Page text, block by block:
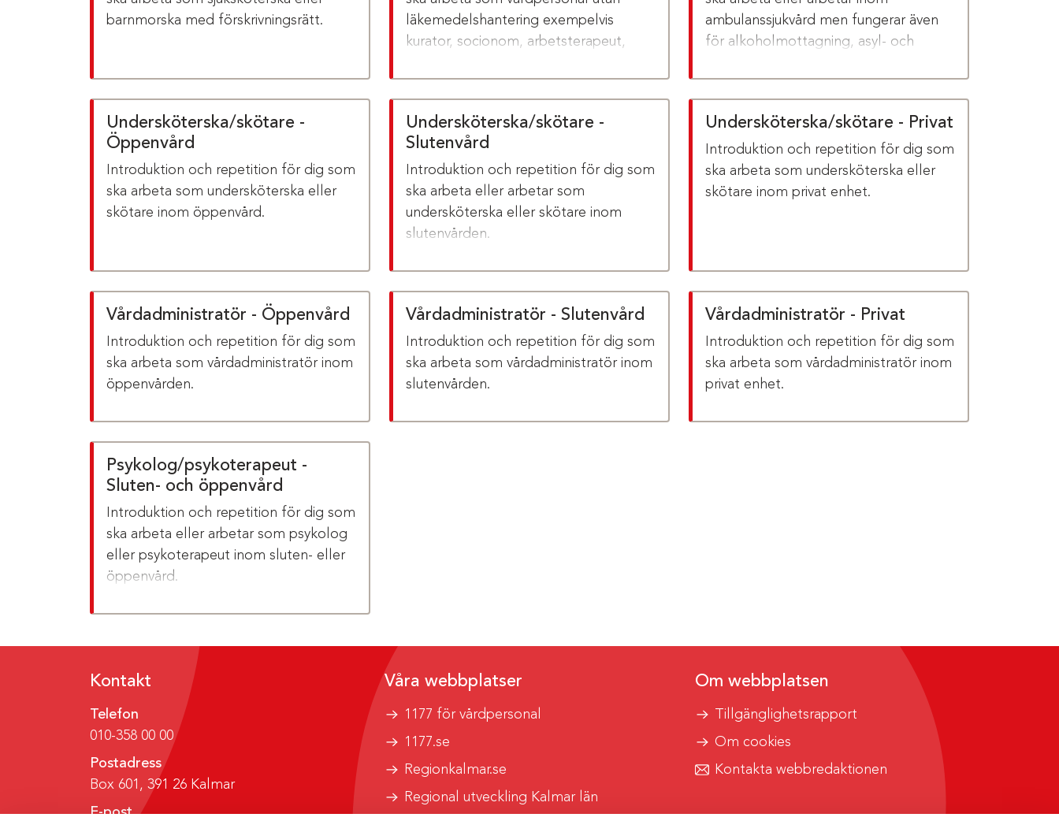
barnmorska med förskrivningsrätt.
läkemedelshantering exempelvis
kurator, socionom, arbetsterapeut,
ambulanssjukvård men fungerar även
för alkoholmottagning, asyl- och
verksamhet.
Undersköterska/skötare -
Öppenvård
Introduktion och repetition för dig som
ska arbeta som undersköterska eller
skötare inom öppenvård.
Undersköterska/skötare -
Slutenvård
Introduktion och repetition för dig som
ska arbeta eller arbetar som
undersköterska eller skötare inom
slutenvården.
Undersköterska/skötare - Privat
Introduktion och repetition för dig som
ska arbeta som undersköterska eller
skötare inom privat enhet.
Vårdadministratör - Öppenvård
Introduktion och repetition för dig som
ska arbeta som vårdadministratör inom
öppenvården.
Vårdadministratör - Slutenvård
Introduktion och repetition för dig som
ska arbeta som vårdadministratör inom
slutenvården.
Vårdadministratör - Privat
Introduktion och repetition för dig som
ska arbeta som vårdadministratör inom
privat enhet.
Psykolog/psykoterapeut -
Sluten- och öppenvård
Introduktion och repetition för dig som
ska arbeta eller arbetar som psykolog
eller psykoterapeut inom sluten- eller
öppenvård.
Kontakt
Telefon
010-358 00 00
Postadress
Box 601, 391 26 Kalmar
E-post
Våra webbplatser
1177 för vårdpersonal
1177.se
Regionkalmar.se
Regional utveckling Kalmar län
Om webbplatsen
Tillgänglighetsrapport
Om cookies
Kontakta webbredaktionen